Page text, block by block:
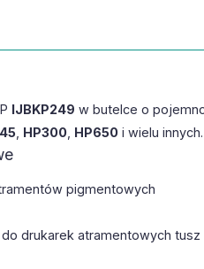
IJBKP249 w butelce o
HP300, HP650i wielu innych.
pigmentowych
drukarek atramentowych